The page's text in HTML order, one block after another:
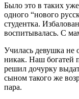
Было это в таких
одного “нового
студентка.
воспитывалась. С
Училась девушка не
никак. Наш богатей
решил дочурку
сыном такого же
пара.